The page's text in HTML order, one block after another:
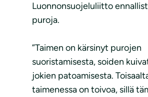
Luonnonsuojeluliitto
puroja.
”Taimen on kärsinyt purojen
suoristamisesta, soiden
jokien patoamisesta.
taimenessa on toivoa, sillä